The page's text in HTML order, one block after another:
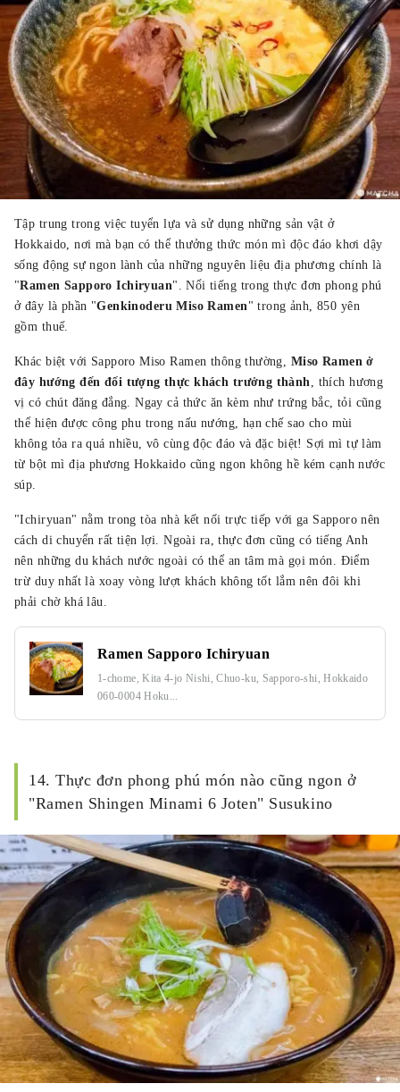
Tập trung trong việc tuyển lựa và sử dụng những sản vật ở
Hokkaido, nơi mà bạn có thể thưởng thức món mì độc đáo khơi dậy
sống động sự ngon lành của những nguyên liệu địa phương chính là
"Ramen Sapporo Ichiryuan". Nổi tiếng trong thực đơn phong phú
ở đây là phần "Genkinoderu Miso Ramen" trong ảnh, 850 yên
gồm thuế.
Khác biệt với Sapporo Miso Ramen thông thường, Miso Ramen ở
đây hướng đến đối tượng thực khách trưởng thành, thích hương
vị có chút đăng đắng. Ngay cả thức ăn kèm như trứng bắc, tỏi cũng
thể hiện được công phu trong nấu nướng, hạn chế sao cho mùi
không tỏa ra quá nhiều, vô cùng độc đáo và đặc biệt! Sợi mì tự làm
từ bột mì địa phương Hokkaido cũng ngon không hề kém cạnh nước
súp.
"Ichiryuan" nằm trong tòa nhà kết nối trực tiếp với ga Sapporo nên
cách di chuyển rất tiện lợi. Ngoài ra, thực đơn cũng có tiếng Anh
nên những du khách nước ngoài có thể an tâm mà gọi món. Điểm
trừ duy nhất là xoay vòng lượt khách không tốt lắm nên đôi khi
phải chờ khá lâu.
Ramen Sapporo Ichiryuan
1-chome, Kita 4-jo Nishi, Chuo-ku, Sapporo-shi, Hokkaido
060-0004 Hoku...
14. Thực đơn phong phú món nào cũng ngon ở
"Ramen Shingen Minami 6 Joten" Susukino